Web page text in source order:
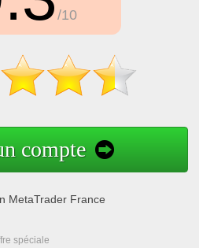
/10
compte
MetaTrader France
spéciale